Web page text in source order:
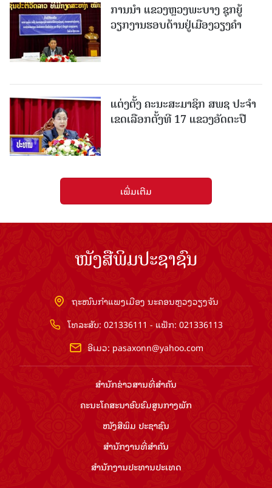
ການນຳ ແຂວງຫຼວງພະບາງ ຊຸກຍູ້
ວຽກງານຮອບດ້ານຢູ່ເມືອງວຽງຄໍາ
ແຕ່ງຕັ້ງ ຄະນະສະມາຊິກ ສພຊ ປະຈຳ
ເຂດເລືອກຕັ້ງທີ 17 ແຂວງອັດຕະປື
ເພີ່ມເຕີມ
ໜັງສືພິມປະຊາຊົນ
ຖະໜົນກຳແພງເມືອງ ນະຄອນຫຼວງວຽງຈັນ
ໂທລະສັບ: 021336111 - ແຟັກ: 021336113
ອີເມວ: pasaxonn@yahoo.com
ສຳ​ນັກ​ຂ່າວ​ສານ​ທີ່​ສຳ​ຄັນ​
ຄະນະໂຄສະນາອົບຮົມ​ສູນ​ກາງ​ພັກ
ໜັງສືພິມ ປະ​ຊາ​ຊົນ
ສຳ​ນັກ​ງານ​ທີ່​ສຳ​ຄັນ
ສຳ​ນັກ​ງານ​ປະ​ທານ​ປະ​ເທດ